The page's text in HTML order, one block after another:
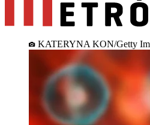
KATERYNA KON/Getty